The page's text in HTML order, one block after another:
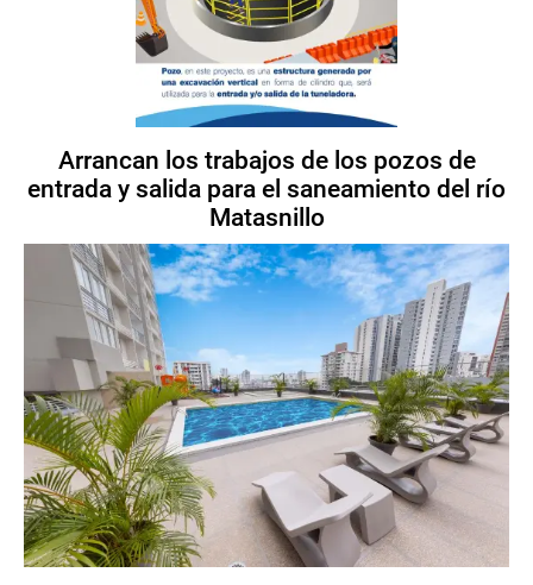
Arrancan los trabajos de los pozos de
entrada y salida para el saneamiento del río
Matasnillo